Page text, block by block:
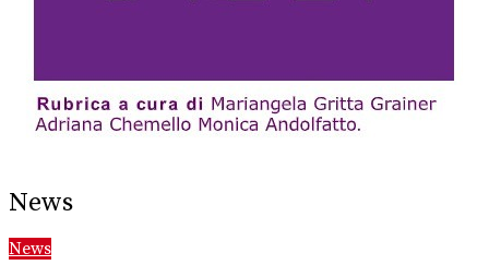
News
News